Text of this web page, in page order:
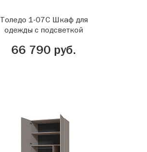
Толедо 1-07С Шкаф для
одежды с подсветкой
66 790 руб.